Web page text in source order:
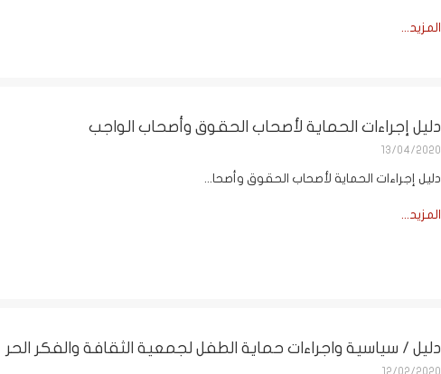
المزيد...
دليل إجراءات الحماية لأصحاب الحقوق وأصحاب الواجب
13/04/2020
دليل إجراءات الحماية لأصحاب الحقوق وأصحا...
المزيد...
دليل / سياسية واجراءات حماية الطفل لجمعية الثقافة والفكر الحر
12/02/2020